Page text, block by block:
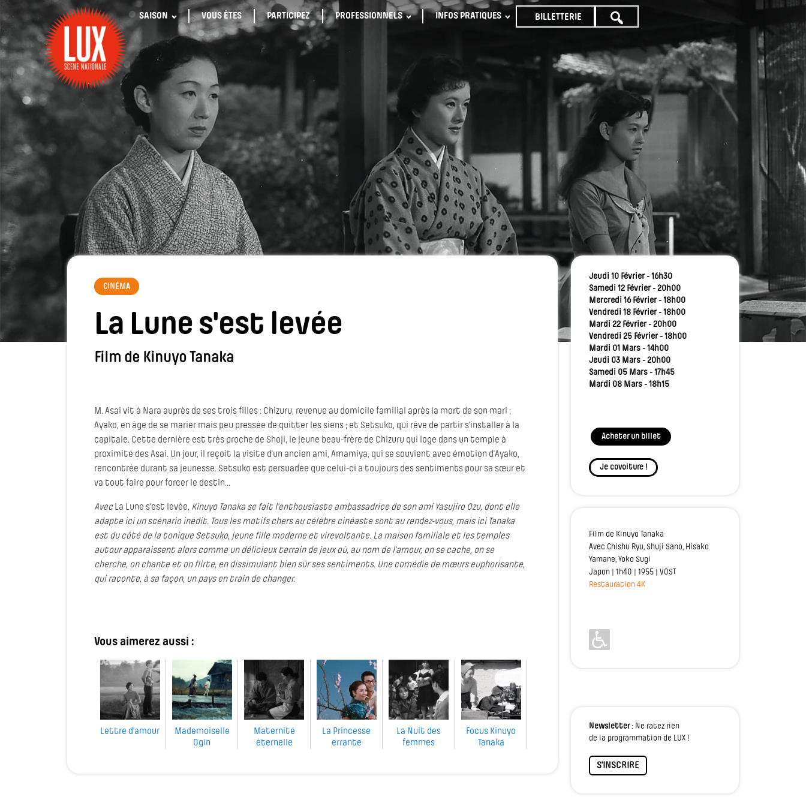
SAISON VOUS ÊTES PARTICIPEZ PROFESSIONNELS INFOS PRATIQUES BILLETTERIE
TOUTE
PROGRAMMATION
CINÉMA
La Lune s'est levée
Film de Kinuyo Tanaka
M. Asai vit à Nara auprès de ses trois filles : Chizuru, revenue au domicile familial après la mort de son mari ;
Ayako, en âge de se marier mais peu pressée de quitter les siens ; et Setsuko, qui rêve de partir s’installer à la
capitale. Cette dernière est très proche de Shoji, le jeune beau-frère de Chizuru qui loge dans un temple à
proximité des Asai. Un jour, il reçoit la visite d’un ancien ami, Amamiya, qui se souvient avec émotion d’Ayako,
rencontrée durant sa jeunesse. Setsuko est persuadée que celui-ci a toujours des sentiments pour sa sœur et
va tout faire pour forcer le destin…
Avec La Lune s'est levée, Kinuyo Tanaka se fait l’enthousiaste ambassadrice de son ami Yasujiro Ozu, dont elle
adapte ici un scénario inédit. Tous les motifs chers au célèbre cinéaste sont au rendez-vous, mais ici Tanaka
est du côté de la tonique Setsuko, jeune fille moderne et virevoltante. La maison familiale et les temples
autour apparaissent alors comme un délicieux terrain de jeux où, au nom de l’amour, on se cache, on se
cherche, on chante et on flirte, en dissimulant bien sûr ses sentiments. Une comédie de mœurs euphorisante,
qui raconte, à sa façon, un pays en train de changer.
Vous aimerez aussi :
Lettre d'amour
Mademoiselle
Ogin
Maternité
éternelle
La Princesse
errante
La Nuit des
femmes
Focus Kinuyo
Tanaka
Jeudi 10 Février - 16h30
Samedi 12 Février - 20h00
Mercredi 16 Février - 18h00
Vendredi 18 Février - 18h00
Mardi 22 Février - 20h00
Vendredi 25 Février - 18h00
Mardi 01 Mars - 14h00
Jeudi 03 Mars - 20h00
Samedi 05 Mars - 17h45
Mardi 08 Mars - 18h15
Acheter un billet
Je covoiture !
Film de Kinuyo Tanaka
Avec Chishu Ryu, Shuji Sano, Hisako
Yamane, Yoko Sugi
Japon | 1h40 | 1955 | VOST
Restauration 4K
Newsletter: Ne ratez rien
de la programmation de LUX !
S'INSCRIRE